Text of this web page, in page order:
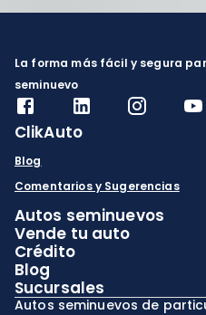
La forma más fácil y segura
seminuevo
ClikAuto
Blog
Comentarios y Sugerencias
Autos seminuevos
Vende tu auto
Crédito
Blog
Sucursales
Autos seminuevos de